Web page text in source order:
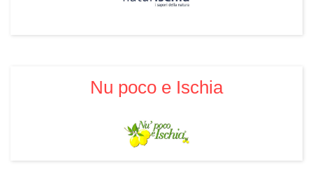
Nu poco e Ischia